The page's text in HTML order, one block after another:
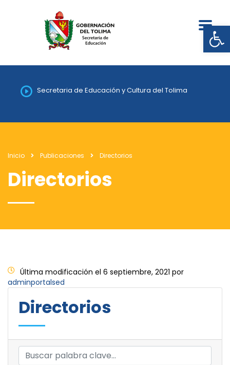
Secretaria de Educación y Cultura del Tolima
Inicio Publicaciones Directorios
Directorios
Última modificación el 6 septiembre, 2021 por
adminportalsed
Directorios